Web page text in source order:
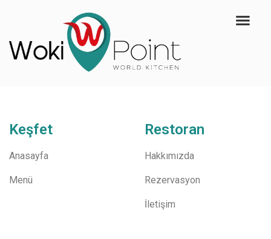
Keşfet
Anasayfa
Menü
Restoran
Hakkımızda
Rezervasyon
İletişim